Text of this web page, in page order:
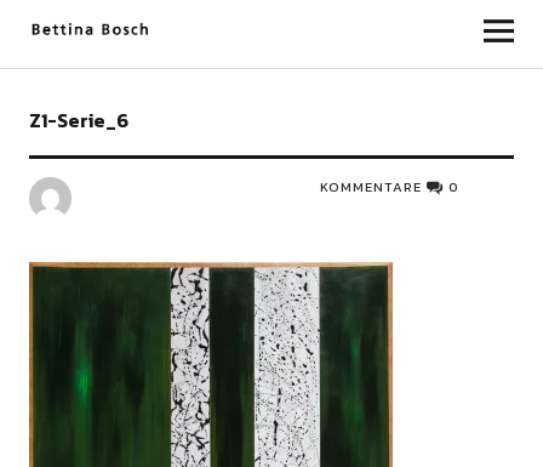
Bettina Bosch
Z1-Serie_6
KOMMENTARE 0